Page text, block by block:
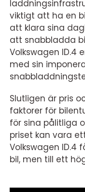
viktigt att ha en
att klara sina
att snabbladda
Volkswagen ID.4
med sin
Slutligen är pris
faktorer för
för sina pålitliga
priset kan vara
Volkswagen ID.4
bil, men till ett